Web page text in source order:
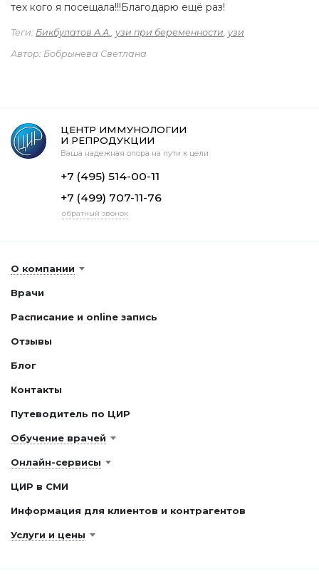
тех кого я посещала!!!Благодарю ещё раз!
Теги: Бикбулатов А.А., узи при беременности, узи
Автор: Бобрынева Светлана
ЦЕНТР ИММУНОЛОГИИ
И РЕПРОДУКЦИИ
Ваша надежная опора на пути к цели
+7 (495) 514-00-11
+7 (499) 707-11-76
обратный звонок
О компании
Врачи
Расписание и online запись
Отзывы
Блог
Контакты
Путеводитель по ЦИР
Обучение врачей
Онлайн-сервисы
ЦИР в СМИ
Информация для клиентов и контрагентов
Услуги и цены